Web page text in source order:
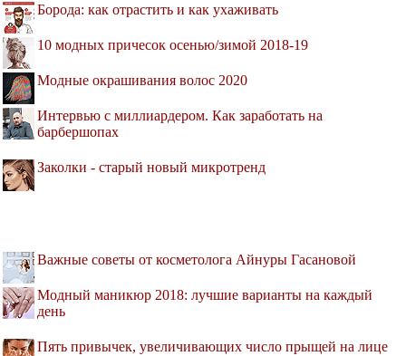
Борода: как отрастить и как ухаживать
10 модных причесок осенью/зимой 2018-19
Модные окрашивания волос 2020
Интервью с миллиардером. Как заработать на
барбершопах
Заколки - старый новый микротренд
Важные советы от косметолога Айнуры Гасановой
Модный маникюр 2018: лучшие варианты на каждый
день
Пять привычек, увеличивающих число прыщей на лице